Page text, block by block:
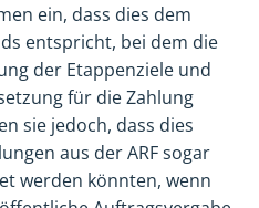
ein, dass dies dem
entspricht, bei dem die
der Etappenziele und
für die Zahlung
sie jedoch, dass dies
aus der ARF sogar
werden könnten, wenn